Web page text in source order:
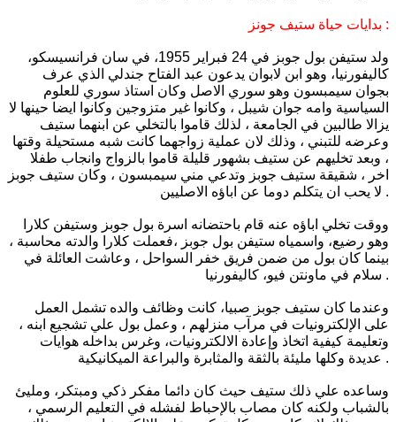
بدايات حياة ستيف جونز :
ولد ستيفن بول جوبز في 24 فبراير 1955، في سان فرانسيسكو،
كاليفورنيا، وهو ابن لابوان يدعون عبد الفتاح جندلي الذي عرف
بجوان سيمبسون وهو سوري الاصل وكان استاذ سوري للعلوم
السياسية وامه جوان شيبل ، وكانوا غير متزوجين وكانوا ايضا حينها لا
يزالا طالبين في الجامعة ، لذلك قاموا بالتخلي عن ابنهما ستيف
وعرضه للتبني ، وذلك لان عملية زواجهما كانت شبه مستحيلة وقتها
، وبعد تخليهم عن ستيف بشهور قليلة قاموا بالزواج وانجاب طفلا
اخر ، شقيقة ستيف جوبز وتدعي مني سيمبسون ، وكان ستيف جوبز
لا يحب ان يتكلم دوما عن اباؤه الاصليين .
ووقت تخلي اباؤه عنه قام باحتضانه اسرة بول جوبز وستيفن كلارا
وهو رضيع، واسمياه ستيفن بول جوبز ،فعملت كلارا والدته محاسبة ،
بينما كان بول من ضمن فريق خفر السواحل ، وعاشت العائلة في
سلام في ماونتن فيو، كاليفورنيا .
وعندما كان ستيف جوبز صبيا، كانت وظائف والده تشمل العمل
على الإلكترونيات في مرآب منزلهم ، وعمل بول علي تشجيع ابنه ،
وتعليمة كيفية اتخاذ وإعادة الالكترونيات، وغرس بداخله هوايات
عديدة وكلها مليئة بالثقة والمثابرة والبراعة الميكانيكية .
وساعده علي ذلك ستيف حيث كان دائما مفكر ذكي ومبتكر، ومليئ
بالشباب ولكنه كان مصاب بالإحباط لفشله في التعليم الرسمي ،